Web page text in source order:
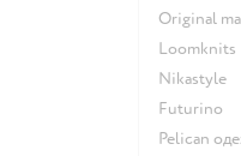
Original
Loomknits
Nikastyle
Futurino
Pelican